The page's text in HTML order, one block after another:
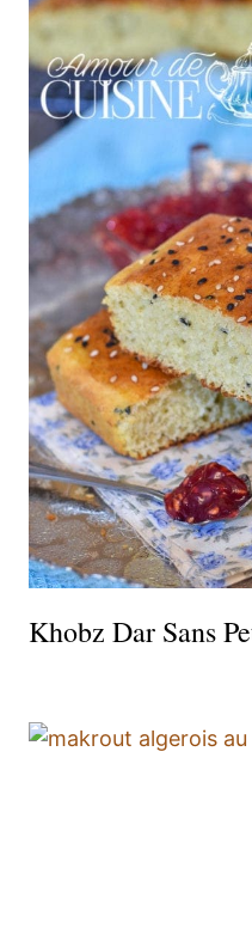
Khobz Dar Sans